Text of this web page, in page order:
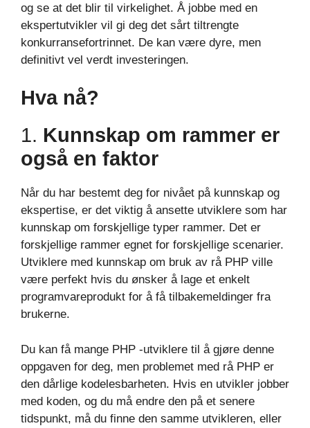
og se at det blir til virkelighet. Å jobbe med en
ekspertutvikler vil gi deg det sårt tiltrengte
konkurransefortrinnet. De kan være dyre, men
definitivt vel verdt investeringen.
Hva nå?
1. Kunnskap om rammer er
også en faktor
Når du har bestemt deg for nivået på kunnskap og
ekspertise, er det viktig å ansette utviklere som har
kunnskap om forskjellige typer rammer. Det er
forskjellige rammer egnet for forskjellige scenarier.
Utviklere med kunnskap om bruk av rå PHP ville
være perfekt hvis du ønsker å lage et enkelt
programvareprodukt for å få tilbakemeldinger fra
brukerne.
Du kan få mange PHP -utviklere til å gjøre denne
oppgaven for deg, men problemet med rå PHP er
den dårlige kodelesbarheten. Hvis en utvikler jobber
med koden, og du må endre den på et senere
tidspunkt, må du finne den samme utvikleren, eller